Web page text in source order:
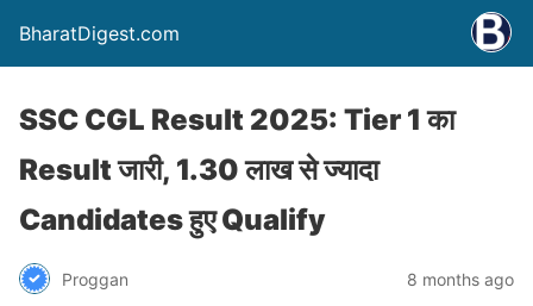
BharatDigest.com
SSC CGL Result 2025: Tier 1 का
Result जारी, 1.30 लाख से ज्यादा
Candidates हुए Qualify
Proggan 8 months ago